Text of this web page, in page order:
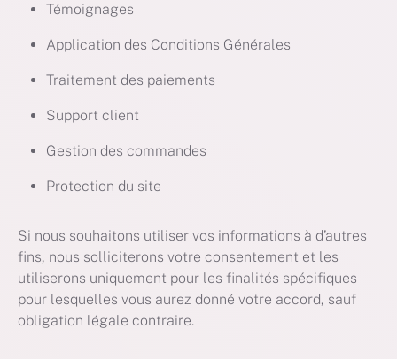
Témoignages
Application des Conditions Générales
Traitement des paiements
Support client
Gestion des commandes
Protection du site
Si nous souhaitons utiliser vos informations à d’autres
fins, nous solliciterons votre consentement et les
utiliserons uniquement pour les finalités spécifiques
pour lesquelles vous aurez donné votre accord, sauf
obligation légale contraire.